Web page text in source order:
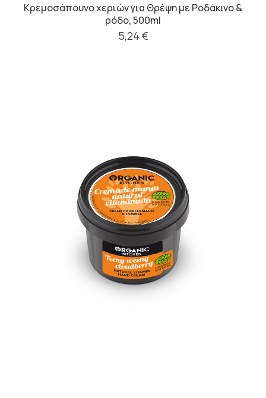
Κρεμοσάπουνο χεριών για Θρέψη με Ροδάκινο &
ρόδο, 500ml
5,24 €